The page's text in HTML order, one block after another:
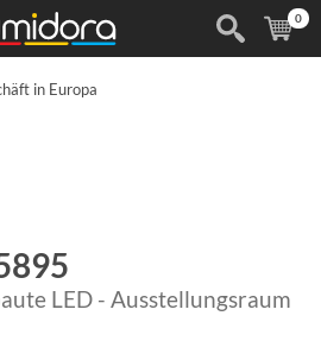
(
0
in Europa
LED - Ausstellungsraum